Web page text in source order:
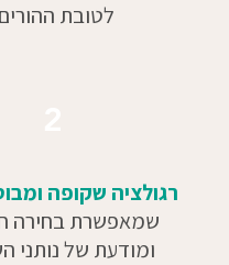
לטובת
רגולציה שקופה
שמאפשרת בחירה
ומודעת של נותני